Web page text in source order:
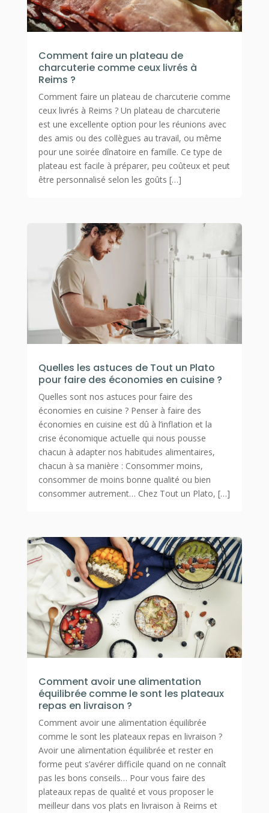
Comment faire un plateau de
charcuterie comme ceux livrés à
Reims ?
Comment faire un plateau de charcuterie comme
ceux livrés à Reims ? Un plateau de charcuterie
est une excellente option pour les réunions avec
des amis ou des collègues au travail, ou même
pour une soirée dînatoire en famille. Ce type de
plateau est facile à préparer, peu coûteux et peut
être personnalisé selon les goûts […]
Quelles les astuces de Tout un Plato
pour faire des économies en cuisine ?
Quelles sont nos astuces pour faire des
économies en cuisine ? Penser à faire des
économies en cuisine est dû à l’inflation et la
crise économique actuelle qui nous pousse
chacun à adapter nos habitudes alimentaires,
chacun à sa manière : Consommer moins,
consommer de moins bonne qualité ou bien
consommer autrement… Chez Tout un Plato, […]
Comment avoir une alimentation
équilibrée comme le sont les plateaux
repas en livraison ?
Comment avoir une alimentation équilibrée
comme le sont les plateaux repas en livraison ?
Avoir une alimentation équilibrée et rester en
forme peut s’avérer difficile quand on ne connaît
pas les bons conseils… Pour vous faire des
plateaux repas de qualité et vous proposer le
meilleur dans vos plats en livraison à Reims et